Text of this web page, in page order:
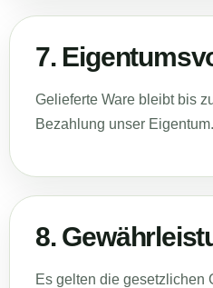
7.
Gelieferte Ware bleibt bis
Bezahlung unser Eigentum.
8.
Es gelten die gesetzlichen